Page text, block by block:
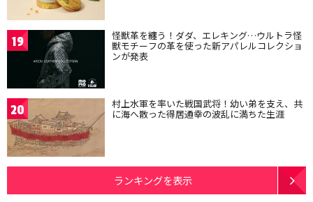
19 怪獣革を纏う！ダダ、エレキング…ウルトラ怪
獣モチーフの革を使った新アパレルコレクショ
ンが発表
20 村上水軍を率いた戦国武将！幼い弟を支え、共
に海へ散った得居通幸の波乱に満ちた生涯
ランキングを表示